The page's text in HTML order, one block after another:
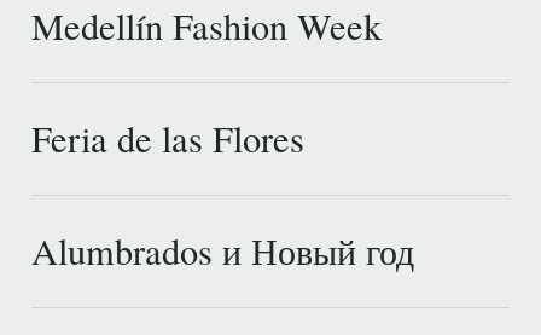
Medellín Fashion Week
Feria de las Flores
Alumbrados и Новый год